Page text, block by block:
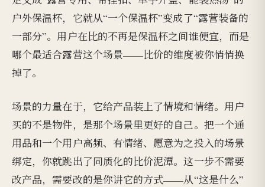
户外保温杯，它就从“一个保温杯”变成了“露营装备的
一部分”。用户在比的不再是保温杯之间谁便宜，而是
哪个最适合露营这个场景——比价的维度被你悄悄换
掉了。
场景的力量在于，它给产品装上了情境和情绪。用户
买的不是物件，是那个场景里更好的自己。把一个通
用品和一个用户高频、有情绪、愿意为之投入的场景
绑定，你就跳出了同质化的比价泥潭。这一步不需要
改产品，需要改的是你讲它的方式——从“这是什么”